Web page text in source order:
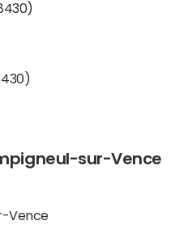
sur-Vence
Vence